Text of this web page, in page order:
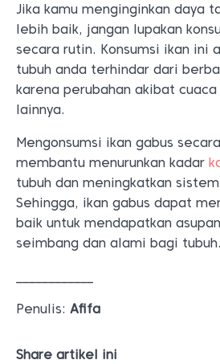
Jika kamu menginginkan daya
lebih baik, jangan lupakan
secara rutin. Konsumsi ikan ini
tubuh anda terhindar dari
karena perubahan akibat
lainnya.
Mengonsumsi ikan gabus
membantu menurunkan kadar
tubuh dan meningkatkan
Sehingga, ikan gabus dapat
baik untuk mendapatkan
seimbang dan alami bagi tubuh.
Penulis: Afifa
Share artikel ini